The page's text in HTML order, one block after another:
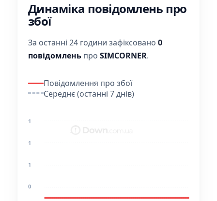
Динаміка повідомлень про
збої
За останні 24 години зафіксовано 0
повідомлень про SIMCORNER.
Повідомлення про збої
Середнє (останні 7 днів)
1
1
1
0